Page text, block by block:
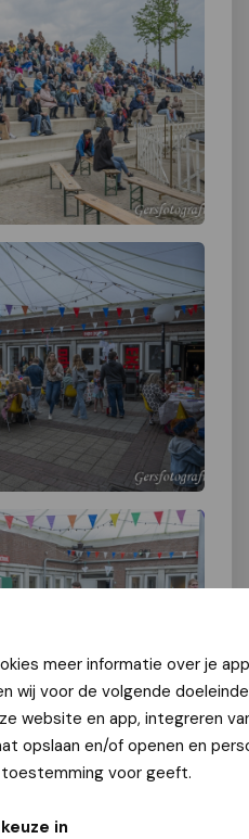
meer informatie over je
wij voor de volgende
website en app, integreren
opslaan en/of openen en
voor geeft.
in